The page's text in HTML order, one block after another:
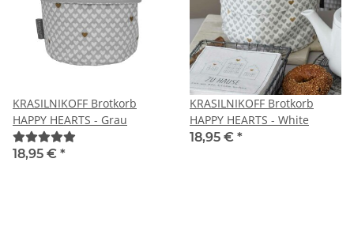
KRASILNIKOFF Brotkorb
HAPPY HEARTS - Grau
18,95 € *
KRASILNIKOFF Brotkorb
HAPPY HEARTS - White
18,95 € *